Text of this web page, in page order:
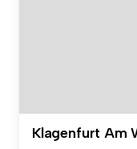
Klagenfurt Am